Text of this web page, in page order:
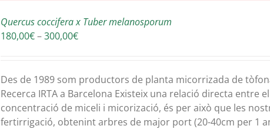
Quercus coccifera x Tuber melanosporum
180,00€–300,00€Interval
180,00€
a
300,00€
Des de 1989 som productors de planta micorrizada de
Recerca IRTA a Barcelona Existeix una relació directa entre
concentració de miceli i micorizació, és per això que les
fertirrigació, obtenint arbres de major port (20-40cm per 1